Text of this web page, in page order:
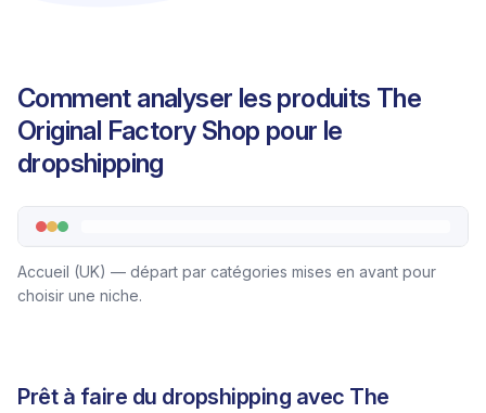
Comment analyser les produits The
Original Factory Shop pour le
dropshipping
Accueil (UK) — départ par catégories mises en avant pour
choisir une niche.
Prêt à faire du dropshipping avec The